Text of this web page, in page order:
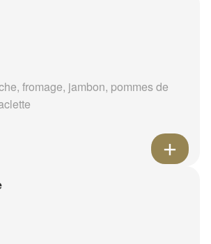
fromage, jambon, pommes de